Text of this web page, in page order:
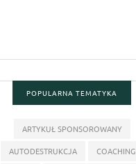
POPULARNA TEMATYKA
ARTYKUŁ SPONSOROWANY
AUTODESTRUKCJA
COACHING